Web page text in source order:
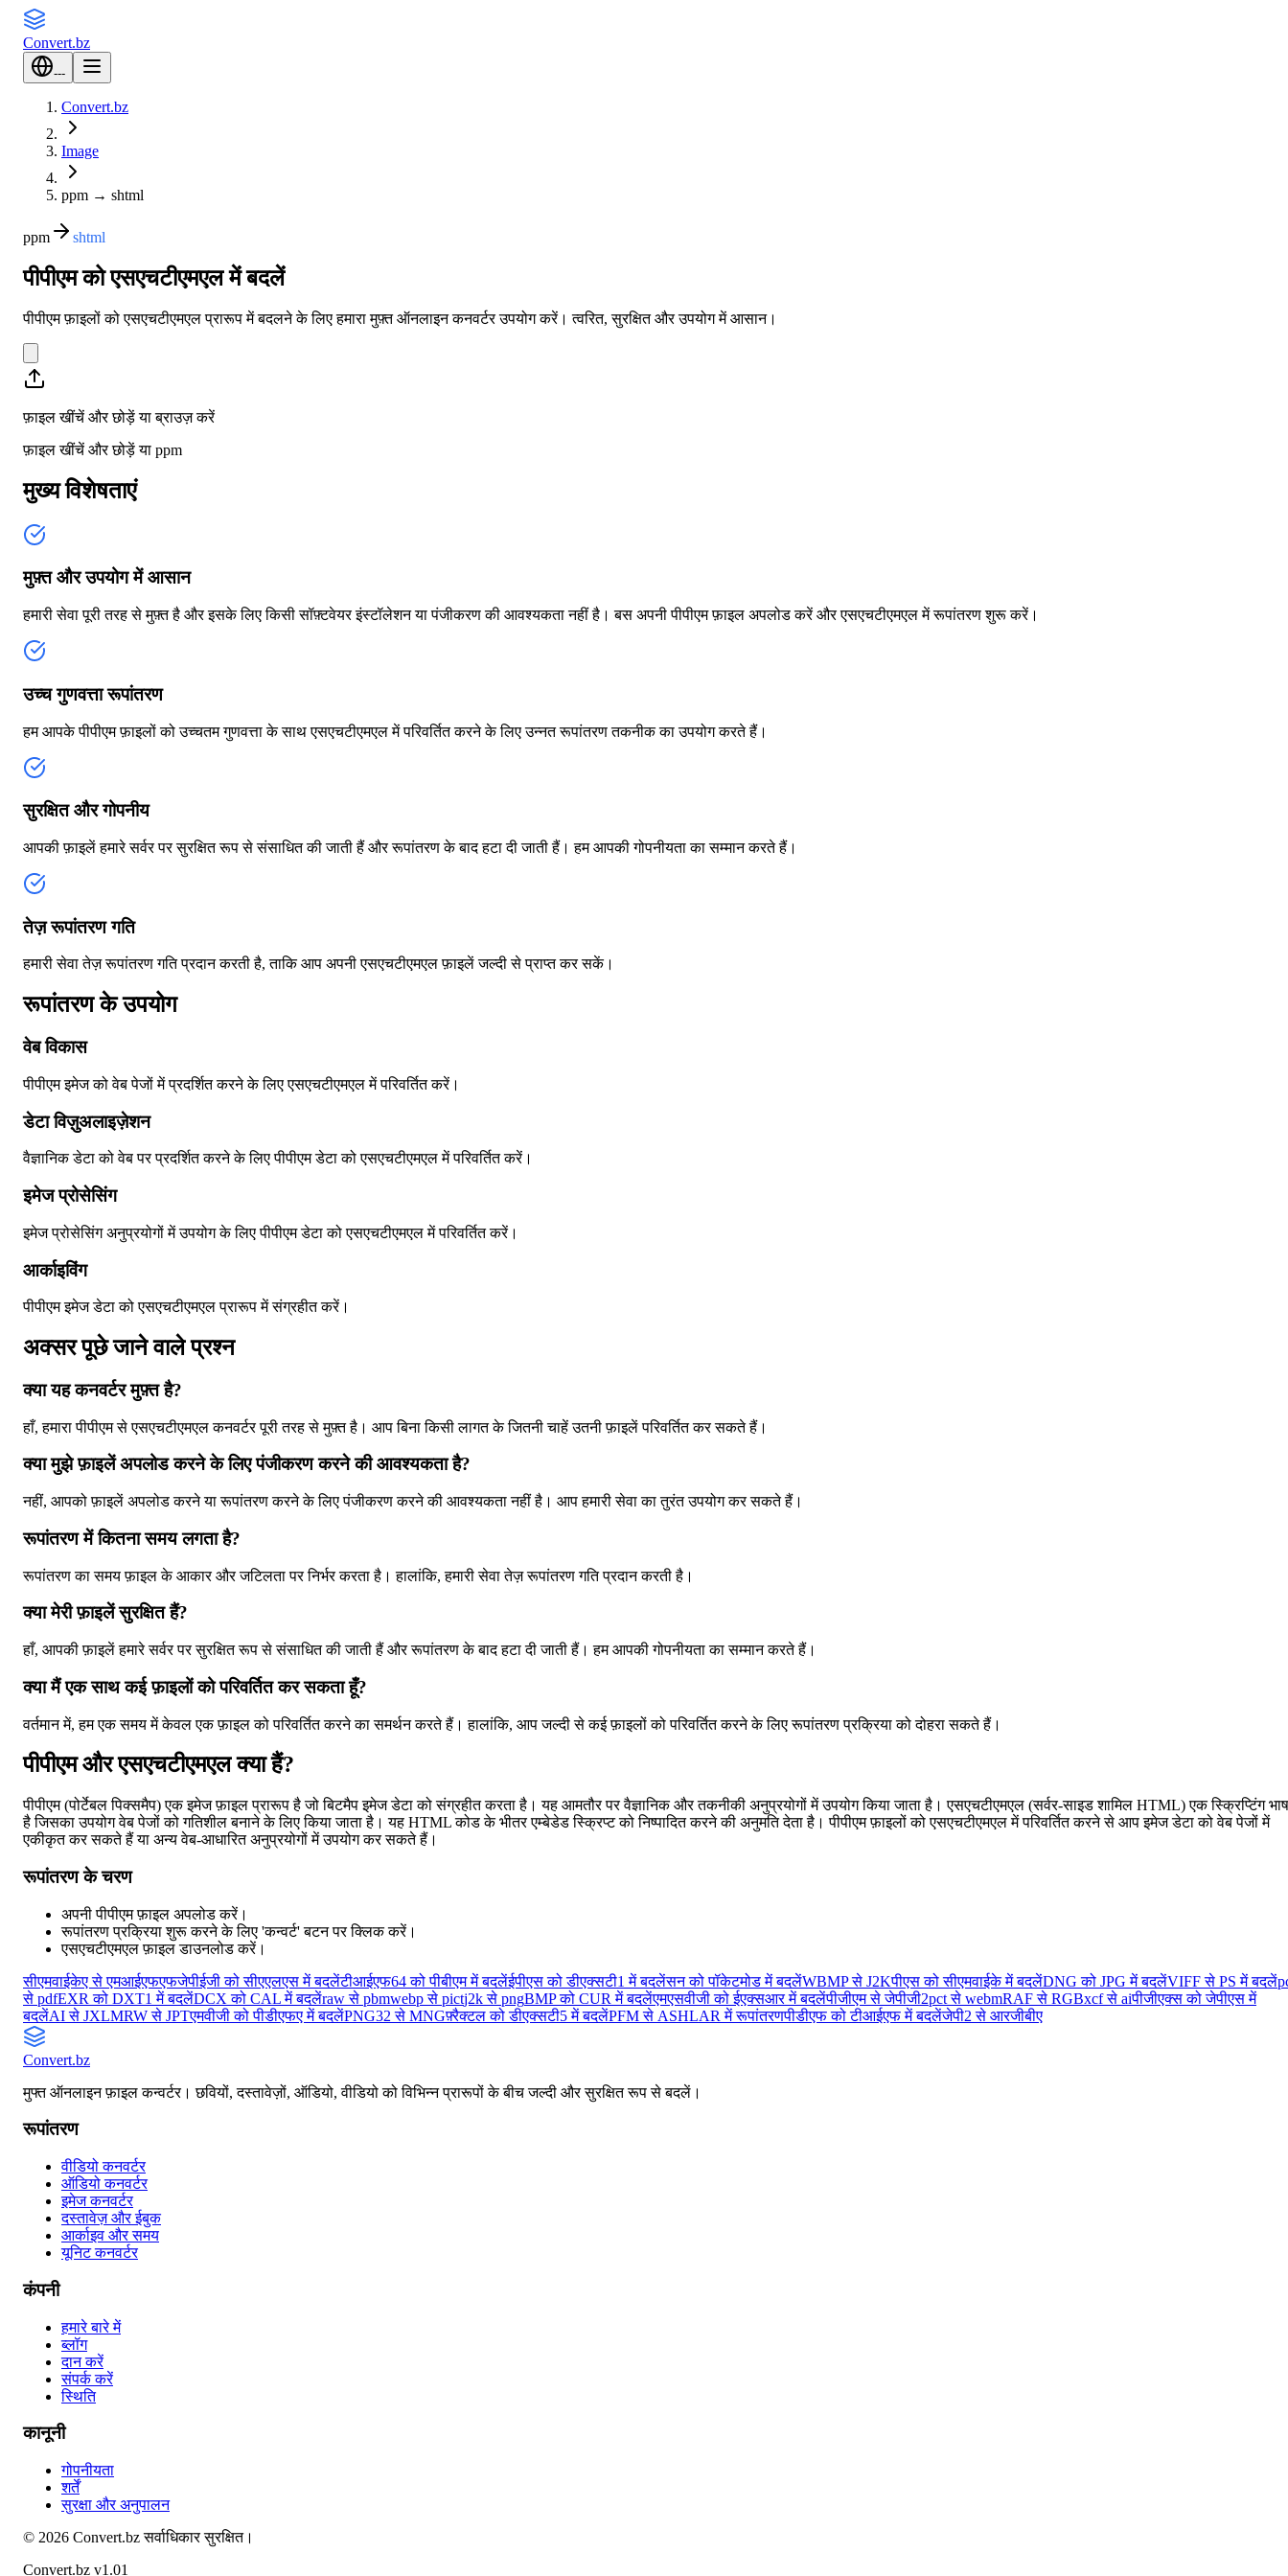
Convert.bz
---
Convert.bz
Image
ppm → shtml
ppm shtml
पीपीएम को एसएचटीएमएल में बदलें
पीपीएम फ़ाइलों को एसएचटीएमएल प्रारूप में बदलने के लिए हमारा मुफ़्त ऑनलाइन कनवर्टर उपयोग करें। त्वरित, सुरक्षित और उपयोग में आसान।
फ़ाइल खींचें और छोड़ें या ब्राउज़ करें
फ़ाइल खींचें और छोड़ें या ppm
मुख्य विशेषताएं
मुफ़्त और उपयोग में आसान
हमारी सेवा पूरी तरह से मुफ़्त है और इसके लिए किसी सॉफ़्टवेयर इंस्टॉलेशन या पंजीकरण की आवश्यकता नहीं है। बस अपनी पीपीएम फ़ाइल अपलोड करें और एसएचटीएमएल में रूपांतरण शुरू करें।
उच्च गुणवत्ता रूपांतरण
हम आपके पीपीएम फ़ाइलों को उच्चतम गुणवत्ता के साथ एसएचटीएमएल में परिवर्तित करने के लिए उन्नत रूपांतरण तकनीक का उपयोग करते हैं।
सुरक्षित और गोपनीय
आपकी फ़ाइलें हमारे सर्वर पर सुरक्षित रूप से संसाधित की जाती हैं और रूपांतरण के बाद हटा दी जाती हैं। हम आपकी गोपनीयता का सम्मान करते हैं।
तेज़ रूपांतरण गति
हमारी सेवा तेज़ रूपांतरण गति प्रदान करती है, ताकि आप अपनी एसएचटीएमएल फ़ाइलें जल्दी से प्राप्त कर सकें।
रूपांतरण के उपयोग
वेब विकास
पीपीएम इमेज को वेब पेजों में प्रदर्शित करने के लिए एसएचटीएमएल में परिवर्तित करें।
डेटा विज़ुअलाइज़ेशन
वैज्ञानिक डेटा को वेब पर प्रदर्शित करने के लिए पीपीएम डेटा को एसएचटीएमएल में परिवर्तित करें।
इमेज प्रोसेसिंग
इमेज प्रोसेसिंग अनुप्रयोगों में उपयोग के लिए पीपीएम डेटा को एसएचटीएमएल में परिवर्तित करें।
आर्काइविंग
पीपीएम इमेज डेटा को एसएचटीएमएल प्रारूप में संग्रहीत करें।
अक्सर पूछे जाने वाले प्रश्न
क्या यह कनवर्टर मुफ़्त है?
हाँ, हमारा पीपीएम से एसएचटीएमएल कनवर्टर पूरी तरह से मुफ़्त है। आप बिना किसी लागत के जितनी चाहें उतनी फ़ाइलें परिवर्तित कर सकते हैं।
क्या मुझे फ़ाइलें अपलोड करने के लिए पंजीकरण करने की आवश्यकता है?
नहीं, आपको फ़ाइलें अपलोड करने या रूपांतरण करने के लिए पंजीकरण करने की आवश्यकता नहीं है। आप हमारी सेवा का तुरंत उपयोग कर सकते हैं।
रूपांतरण में कितना समय लगता है?
रूपांतरण का समय फ़ाइल के आकार और जटिलता पर निर्भर करता है। हालांकि, हमारी सेवा तेज़ रूपांतरण गति प्रदान करती है।
क्या मेरी फ़ाइलें सुरक्षित हैं?
हाँ, आपकी फ़ाइलें हमारे सर्वर पर सुरक्षित रूप से संसाधित की जाती हैं और रूपांतरण के बाद हटा दी जाती हैं। हम आपकी गोपनीयता का सम्मान करते हैं।
क्या मैं एक साथ कई फ़ाइलों को परिवर्तित कर सकता हूँ?
वर्तमान में, हम एक समय में केवल एक फ़ाइल को परिवर्तित करने का समर्थन करते हैं। हालांकि, आप जल्दी से कई फ़ाइलों को परिवर्तित करने के लिए रूपांतरण प्रक्रिया को दोहरा सकते हैं।
पीपीएम और एसएचटीएमएल क्या हैं?
पीपीएम (पोर्टेबल पिक्समैप) एक इमेज फ़ाइल प्रारूप है जो बिटमैप इमेज डेटा को संग्रहीत करता है। यह आमतौर पर वैज्ञानिक और तकनीकी अनुप्रयोगों में उपयोग किया जाता है। एसएचटीएमएल (सर्वर-साइड शामिल HTML) एक स्क्रिप्टिंग
है जिसका उपयोग वेब पेजों को गतिशील बनाने के लिए किया जाता है। यह HTML कोड के भीतर एम्बेडेड स्क्रिप्ट को निष्पादित करने की अनुमति देता है। पीपीएम फ़ाइलों को एसएचटीएमएल में परिवर्तित करने से आप इमेज डेटा को वेब पेजों में
एकीकृत कर सकते हैं या अन्य वेब-आधारित अनुप्रयोगों में उपयोग कर सकते हैं।
रूपांतरण के चरण
अपनी पीपीएम फ़ाइल अपलोड करें।
रूपांतरण प्रक्रिया शुरू करने के लिए 'कन्वर्ट' बटन पर क्लिक करें।
एसएचटीएमएल फ़ाइल डाउनलोड करें।
सीएमवाईकेए से एमआईएफएफजेपीईजी को सीएएलएस में बदलेंटीआईएफ64 को पीबीएम में बदलेंईपीएस को डीएक्सटी1 में बदलेंसन को पॉकेटमोड में बदलेंWBMP से J2Kपीएस को सीएमवाईके में बदलेंDNG को JPG में बदलेंVIFF से PS में बदलें
से pdfEXR को DXT1 में बदलेंDCX को CAL में बदलेंraw से pbmwebp से pictj2k से pngBMP को CUR में बदलेंएमएसवीजी को ईएक्सआर में बदलेंपीजीएम से जेपीजी2pct से webmRAF से RGBxcf से aiपीजीएक्स को जेपीएस में
बदलेंAI से JXLMRW से JPTएमवीजी को पीडीएफए में बदलेंPNG32 से MNGफ़्रैक्टल को डीएक्सटी5 में बदलेंPFM से ASHLAR में रूपांतरणपीडीएफ को टीआईएफ में बदलेंजेपी2 से आरजीबीए
Convert.bz
मुफ्त ऑनलाइन फ़ाइल कन्वर्टर। छवियों, दस्तावेज़ों, ऑडियो, वीडियो को विभिन्न प्रारूपों के बीच जल्दी और सुरक्षित रूप से बदलें।
रूपांतरण
वीडियो कनवर्टर
ऑडियो कनवर्टर
इमेज कनवर्टर
दस्तावेज़ और ईबुक
आर्काइव और समय
यूनिट कनवर्टर
कंपनी
हमारे बारे में
ब्लॉग
दान करें
संपर्क करें
स्थिति
कानूनी
गोपनीयता
शर्तें
सुरक्षा और अनुपालन
© 2026 Convert.bzसर्वाधिकार सुरक्षित।
Convert.bz v1.01